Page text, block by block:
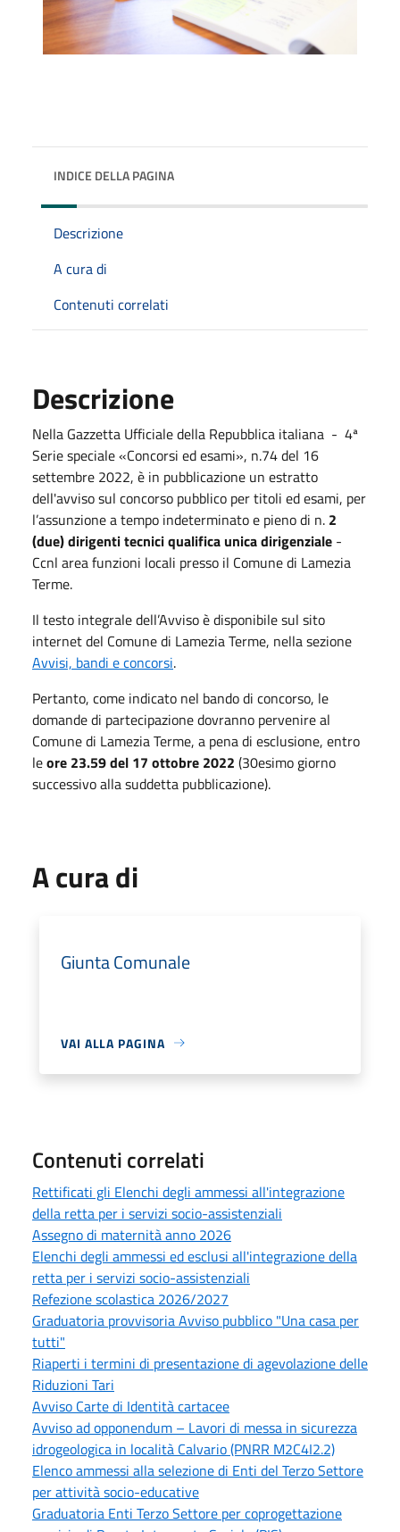
INDICE DELLA PAGINA
Descrizione
A cura di
Contenuti correlati
Descrizione
Nella Gazzetta Ufficiale della Repubblica italiana - 4ª
Serie speciale «Concorsi ed esami», n.74 del 16
settembre 2022, è in pubblicazione un estratto
dell'avviso sul concorso pubblico per titoli ed esami, per
l’assunzione a tempo indeterminato e pieno di n. 2
(due) dirigenti tecnici qualifica unica dirigenziale -
Ccnl area funzioni locali presso il Comune di Lamezia
Terme.
Il testo integrale dell’Avviso è disponibile sul sito
internet del Comune di Lamezia Terme, nella sezione
Avvisi, bandi e concorsi.
Pertanto, come indicato nel bando di concorso, le
domande di partecipazione dovranno pervenire al
Comune di Lamezia Terme, a pena di esclusione, entro
leore 23.59 del 17 ottobre 2022 (30esimo giorno
successivo alla suddetta pubblicazione).
A cura di
Giunta Comunale
VAI ALLA PAGINA
Contenuti correlati
Rettificati gli Elenchi degli ammessi all'integrazione
della retta per i servizi socio-assistenziali
Assegno di maternità anno 2026
Elenchi degli ammessi ed esclusi all'integrazione della
retta per i servizi socio-assistenziali
Refezione scolastica 2026/2027
Graduatoria provvisoria Avviso pubblico "Una casa per
tutti"
Riaperti i termini di presentazione di agevolazione delle
Riduzioni Tari
Avviso Carte di Identità cartacee
Avviso ad opponendum – Lavori di messa in sicurezza
idrogeologica in località Calvario (PNRR M2C4I2.2)
Elenco ammessi alla selezione di Enti del Terzo Settore
per attività socio-educative
Graduatoria Enti Terzo Settore per coprogettazione